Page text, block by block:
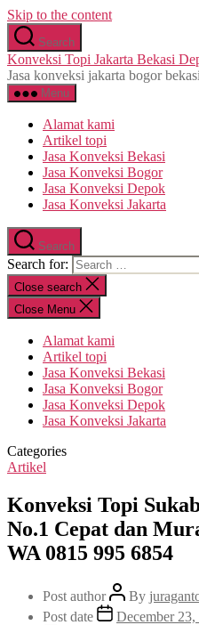
Skip to the content
Search
Konveksi Topi Jakarta Bekasi
Jasa konveksi jakarta bogor
Menu
Alamat kami
Artikel topi
Jasa Konveksi Bekasi
Jasa Konveksi Bogor
Jasa Konveksi Depok
Jasa Konveksi Jakarta
Search
Search for:
Close search
Close Menu
Alamat kami
Artikel topi
Jasa Konveksi Bekasi
Jasa Konveksi Bogor
Jasa Konveksi Depok
Jasa Konveksi Jakarta
Categories
Artikel
Konveksi Topi
No.1 Cepat dan
WA 0815 995 6854
Post author By
Post date
December 23,